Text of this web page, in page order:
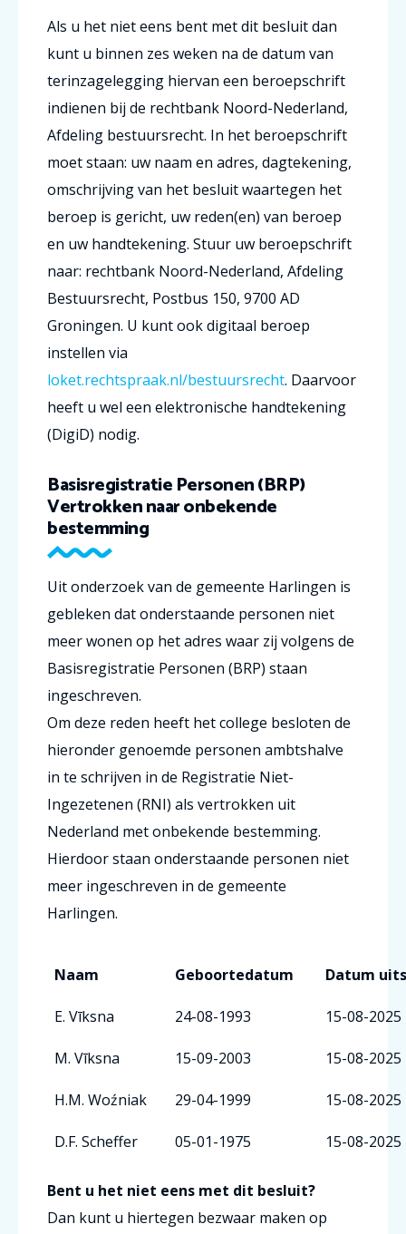
Als u het niet eens bent met dit besluit dan
kunt u binnen zes weken na de datum van
terinzagelegging hiervan een beroepschrift
indienen bij de rechtbank Noord-Nederland,
Afdeling bestuursrecht. In het beroepschrift
moet staan: uw naam en adres, dagtekening,
omschrijving van het besluit waartegen het
beroep is gericht, uw reden(en) van beroep
en uw handtekening. Stuur uw beroepschrift
naar: rechtbank Noord-Nederland, Afdeling
Bestuursrecht, Postbus 150, 9700 AD
Groningen. U kunt ook digitaal beroep
instellen via
loket.rechtspraak.nl/bestuursrecht. Daarvoor
heeft u wel een elektronische handtekening
(DigiD) nodig.
Basisregistratie Personen (BRP)
Vertrokken naar onbekende
bestemming
Uit onderzoek van de gemeente Harlingen is
gebleken dat onderstaande personen niet
meer wonen op het adres waar zij volgens de
Basisregistratie Personen (BRP) staan
ingeschreven.
Om deze reden heeft het college besloten de
hieronder genoemde personen ambtshalve
in te schrijven in de Registratie Niet-
Ingezetenen (RNI) als vertrokken uit
Nederland met onbekende bestemming.
Hierdoor staan onderstaande personen niet
meer ingeschreven in de gemeente
Harlingen.
Naam Geboortedatum Datum
E. Vīksna 24-08-1993 15-08-2025
M. Vīksna 15-09-2003 15-08-2025
H.M. Woźniak 29-04-1999 15-08-2025
D.F. Scheffer 05-01-1975 15-08-2025
Bent u het niet eens met dit besluit?
Dan kunt u hiertegen bezwaar maken op